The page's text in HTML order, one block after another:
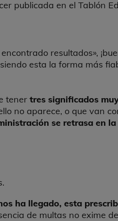
publicada en el Tablón
resultados»,
esta la forma más
tener tres significados
no aparece, o que van
se retrasa en
ha llegado, esta
de multas no exime